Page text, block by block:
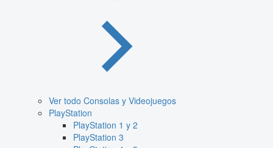
Ver todo Consolas y Videojuegos
PlayStation
PlayStation 1 y 2
PlayStation 3